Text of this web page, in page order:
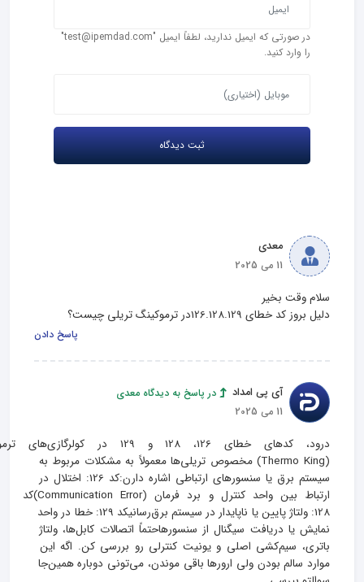
در صورتی که ایمیل ندارید، لطفاً ایمیل "test@ipemdad.com"
را وارد کنید.
معدی
11 می 2025
دلیل بروز کد خطای 126.128.129در ترموکینگ تریلی چیست؟
پاسخ دادن
آی پی امداد
در پاسخ به دیدگاه معدی
11 می 2025
درود، کدهای خطای 126، 128 و 129
(Thermo King) مخصوص تریلی‌ها معمولاً به مشکلات مربوط به
سیستم برق یا سنسورهای ارتباطی اشاره دارن:کد 126: اختلال در
ارتباط بین واحد کنترل و برد فرمان (Communication Error)کد
128: ولتاژ پایین یا ناپایدار در سیستم برق‌رسانیکد 129: خطا در واحد
نمایش یا دریافت سیگنال از سنسورهاحتماً اتصالات کابل‌ها، ولتاژ
باتری، سیم‌کشی اصلی و یونیت کنترلی رو بررسی کن. اگه این
موارد سالم بودن ولی ارورها باقی موندن، می‌تونی دوباره همین‌جا